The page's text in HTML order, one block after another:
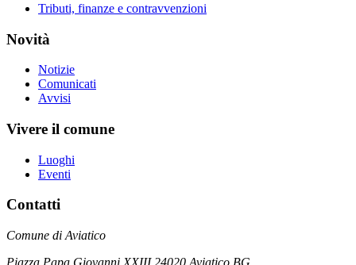
Tributi, finanze e contravvenzioni
Novità
Notizie
Comunicati
Avvisi
Vivere il comune
Luoghi
Eventi
Contatti
Comune di Aviatico